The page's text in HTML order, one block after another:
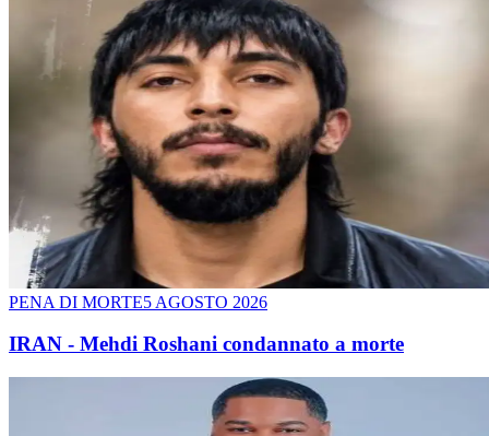
PENA DI MORTE5 AGOSTO 2026
IRAN - Mehdi Roshani condannato a morte